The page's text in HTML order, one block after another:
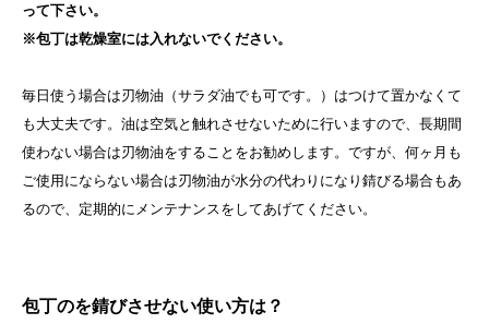
って下さい。
※包丁は乾燥室には入れないでください。
毎日使う場合は刃物油（サラダ油でも可です。）はつけて置かなくて
も大丈夫です。油は空気と触れさせないために行いますので、長期間
使わない場合は刃物油をすることをお勧めします。ですが、何ヶ月も
ご使用にならない場合は刃物油が水分の代わりになり錆びる場合もあ
るので、定期的にメンテナンスをしてあげてください。
包丁のを錆びさせない使い方は？